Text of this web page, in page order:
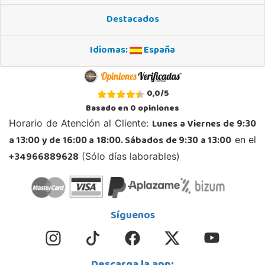
23740, Andújar
STOCK DISPONIBLE
Juguetilandia Armilla
Carretera Armilla 29, Urb. Porcegram, 2
18100, Armilla
958183860
Localizar Tienda
Juguetilandia Ciudad Real
Parque Comercial Puerta del Ave local 5 (Avenida de la ciencia nº9)
Destacados
Idiomas:
España
0,0/5
Basado en0opiniones
Horario de Atención al Cliente: Lunes a Viernes de 9:30
a 13:00 y de 16:00 a 18:00. Sábados de 9:30 a 13:00 en el
+34966889628 (Sólo días laborables)
Síguenos